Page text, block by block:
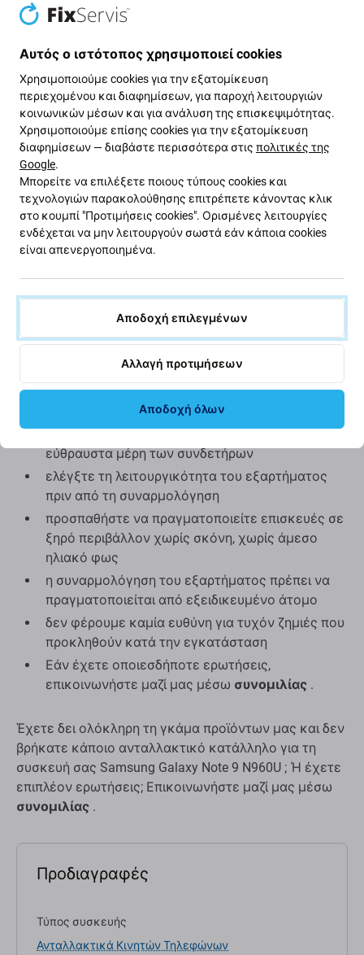
εξάρτημα που χρειάζεστε για να λειτουργήσει ξανά η
Ποιότητα ανταλλακτικών
Ποιότητα: Γνήσιο Service Pack- ένα ανταλλακτικό
είναι ένα γνήσιο ανταλλακτικό, δηλαδή παρέχεται
από τον κατασκευαστή του εξοπλισμού Samsung. Το
ανταλλακτικό είναι της υψηλότερης δυνατής
ποιότητας στην αγορά και είναι 100% πανομοιότυπο
με αυτό που υπάρχει στη συσκευή από το
εργοστάσιο. Για να μάθετε περισσότερα σχετικά με
την ποιότητα, διαβάστε το ιστολόγιό μας όπου
εστιάζουμε στην ποιότητα με περισσότερες
λεπτομέρειες.
Συναρμολόγηση και συμβουλές:
Για τη συναρμολόγηση ή την αποσυναρμολόγηση
απαιτούνται ειδικά εργαλεία, τα οποία μπορείτε
να βρείτε στην προσφορά μας.
Κατά τη συναρμολόγηση, δώστε προσοχή στα
εύθραυστα μέρη των συνδετήρων
ελέγξτε τη λειτουργικότητα του εξαρτήματος
πριν από τη συναρμολόγηση
προσπαθήστε να πραγματοποιείτε επισκευές σε
ξηρό περιβάλλον χωρίς σκόνη, χωρίς άμεσο
ηλιακό φως
η συναρμολόγηση του εξαρτήματος πρέπει να
πραγματοποιείται από εξειδικευμένο άτομο
δεν φέρουμε καμία ευθύνη για τυχόν ζημιές που
προκληθούν κατά την εγκατάσταση
Εάν έχετε οποιεσδήποτε ερωτήσεις,
επικοινωνήστε μαζί μας μέσω συνομιλίας .
Έχετε δει ολόκληρη τη γκάμα προϊόντων μας και δεν
βρήκατε κάποιο ανταλλακτικό κατάλληλο για τη
συσκευή σας Samsung Galaxy Note 9 N960U ; Ή έχετε
επιπλέον ερωτήσεις; Επικοινωνήστε μαζί μας μέσω
συνομιλίας .
Προδιαγραφές
Τύπος συσκευής
Ανταλλακτικά Κινητών Τηλεφώνων
Αυτός ο ιστότοπος χρησιμοποιεί cookies
Χρησιμοποιούμε cookies για την εξατομίκευση
περιεχομένου και διαφημίσεων, για παροχή λειτουργιών
κοινωνικών μέσων και για ανάλυση της επισκεψιμότητας.
Χρησιμοποιούμε επίσης cookies για την εξατομίκευση
διαφημίσεων — διαβάστε περισσότερα στις πολιτικές της
Google.
Μπορείτε να επιλέξετε ποιους τύπους cookies και
τεχνολογιών παρακολούθησης επιτρέπετε κάνοντας κλικ
στο κουμπί "Προτιμήσεις cookies". Ορισμένες λειτουργίες
ενδέχεται να μην λειτουργούν σωστά εάν κάποια cookies
είναι απενεργοποιημένα.
Αποδοχή επιλεγμένων
Αλλαγή προτιμήσεων
Αποδοχή όλων